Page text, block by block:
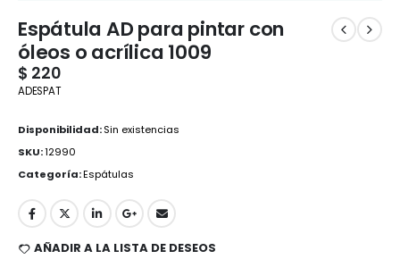
Espátula AD para pintar con
óleos o acrílica 1009
$ 220
ADESPAT
Disponibilidad:Sin existencias
SKU:12990
Categoría:Espátulas
AÑADIR A LA LISTA DE DESEOS